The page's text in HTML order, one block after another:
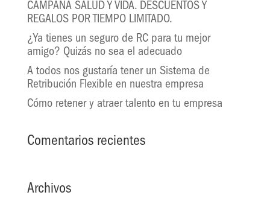
CAMPAÑA SALUD Y VIDA. DESCUENTOS Y
REGALOS POR TIEMPO LIMITADO.
¿Ya tienes un seguro de RC para tu mejor
amigo? Quizás no sea el adecuado
A todos nos gustaría tener un Sistema de
Retribución Flexible en nuestra empresa
Cómo retener y atraer talento en tu empresa
Comentarios recientes
Archivos